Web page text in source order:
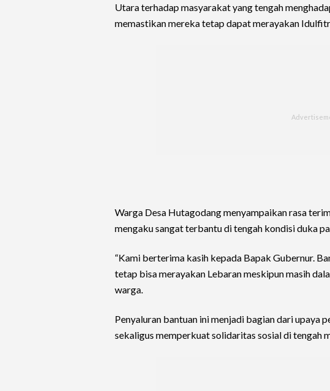
Utara terhadap masyarakat yang tengah
memastikan mereka tetap dapat merayakan
Warga Desa Hutagodang menyampaikan rasa
mengaku sangat terbantu di tengah kondisi duka
“Kami berterima kasih kepada Bapak Gubernur.
tetap bisa merayakan Lebaran meskipun masih
warga.
Penyaluran bantuan ini menjadi bagian dari upaya
sekaligus memperkuat solidaritas sosial di tengah